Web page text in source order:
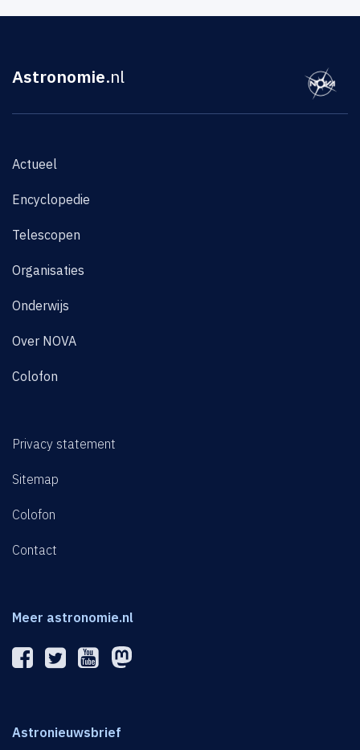
Astronomie.nl
Actueel
Encyclopedie
Telescopen
Organisaties
Onderwijs
Over NOVA
Colofon
Privacy statement
Sitemap
Colofon
Contact
Meer astronomie.nl
Astronieuwsbrief